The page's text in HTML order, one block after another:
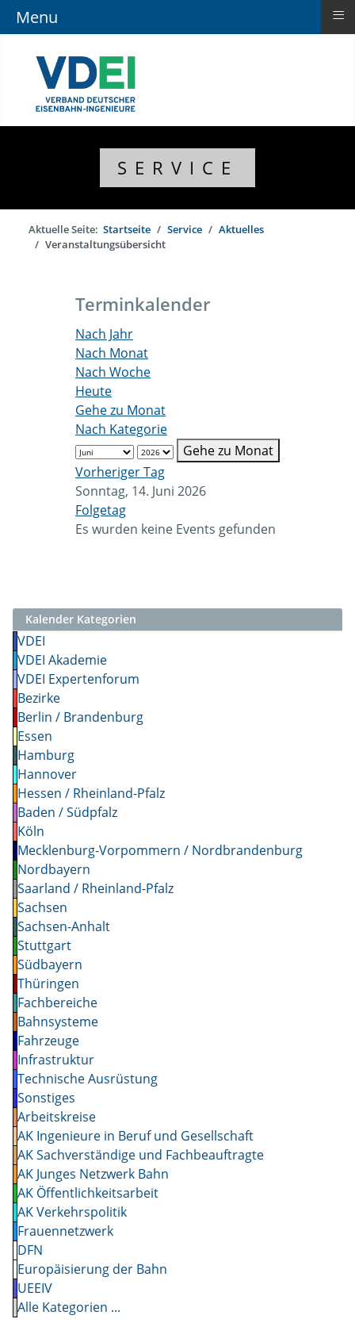
SERVICE
Aktuelle Seite: Startseite Service
Aktuelles
Veranstaltungsübersicht
Terminkalender
Nach Jahr
Nach Monat
Nach Woche
Heute
Gehe zu Monat
Nach Kategorie
Gehe zu Monat
Vorheriger Tag
Sonntag, 14. Juni 2026
Folgetag
Es wurden keine Events gefunden
Kalender Kategorien
VDEI
VDEI Akademie
VDEI Expertenforum
Bezirke
Berlin / Brandenburg
Essen
Hamburg
Hannover
Hessen / Rheinland-Pfalz
Baden / Südpfalz
Köln
Mecklenburg-Vorpommern / Nordbrandenburg
Nordbayern
Saarland / Rheinland-Pfalz
Sachsen
Sachsen-Anhalt
Stuttgart
Südbayern
Thüringen
Fachbereiche
Bahnsysteme
Fahrzeuge
Infrastruktur
Technische Ausrüstung
Sonstiges
Arbeitskreise
AK Ingenieure in Beruf und Gesellschaft
AK Sachverständige und Fachbeauftragte
AK Junges Netzwerk Bahn
AK Öffentlichkeitsarbeit
AK Verkehrspolitik
Frauennetzwerk
DFN
Europäisierung der Bahn
UEEIV
Alle Kategorien ...
Menu ≡